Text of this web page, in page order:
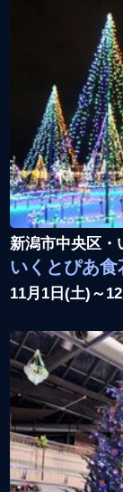
新潟市中央区・
いくとぴあ
11月1日(土)～